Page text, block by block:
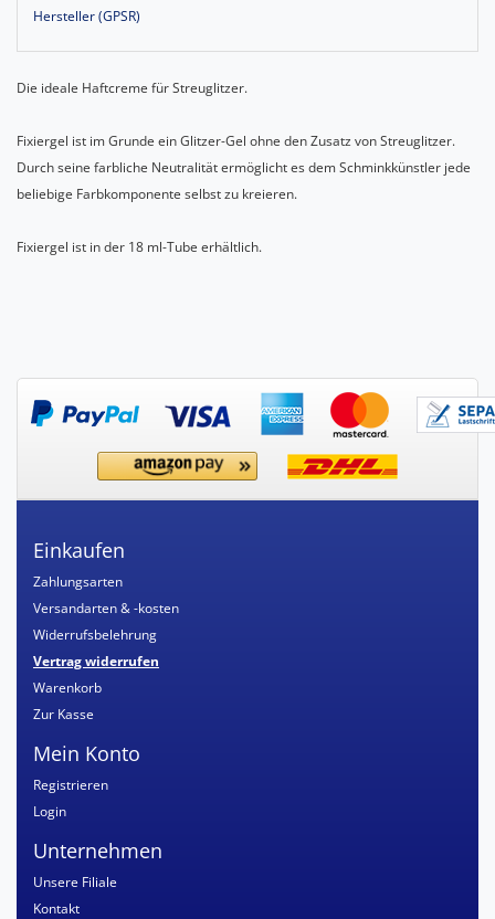
Hersteller (GPSR)
Die ideale Haftcreme für Streuglitzer.
Fixiergel ist im Grunde ein Glitzer-Gel ohne den Zusatz von Streuglitzer.
Durch seine farbliche Neutralität ermöglicht es dem Schminkkünstler jede
beliebige Farbkomponente selbst zu kreieren.
Fixiergel ist in der 18 ml-Tube erhältlich.
Einkaufen
Zahlungsarten
Versandarten & -kosten
Widerrufsbelehrung
Vertrag widerrufen
Warenkorb
Zur Kasse
Mein Konto
Registrieren
Login
Unternehmen
Unsere Filiale
Kontakt